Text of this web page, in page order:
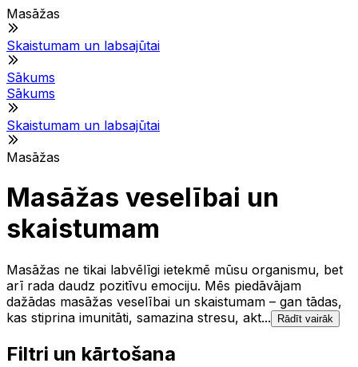
Masāžas
Skaistumam un labsajūtai
Sākums
Sākums
Skaistumam un labsajūtai
Masāžas
Masāžas veselībai un
skaistumam
Masāžas ne tikai labvēlīgi ietekmē mūsu organismu, bet
arī rada daudz pozitīvu emociju. Mēs piedāvājam
dažādas masāžas veselībai un skaistumam – gan tādas,
kas stiprina imunitāti, samazina stresu, akt...
Rādīt vairāk
Filtri un kārtošana